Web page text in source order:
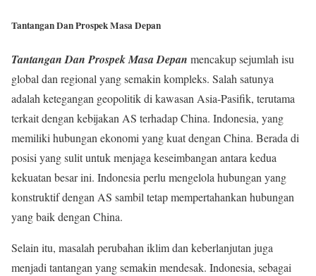
Tantangan Dan Prospek Masa Depan
Tantangan Dan Prospek Masa Depan mencakup sejumlah isu
global dan regional yang semakin kompleks. Salah satunya
adalah ketegangan geopolitik di kawasan Asia-Pasifik, terutama
terkait dengan kebijakan AS terhadap China. Indonesia, yang
memiliki hubungan ekonomi yang kuat dengan China. Berada di
posisi yang sulit untuk menjaga keseimbangan antara kedua
kekuatan besar ini. Indonesia perlu mengelola hubungan yang
konstruktif dengan AS sambil tetap mempertahankan hubungan
yang baik dengan China.
Selain itu, masalah perubahan iklim dan keberlanjutan juga
menjadi tantangan yang semakin mendesak. Indonesia, sebagai